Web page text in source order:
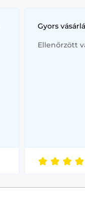
Gyors
Ellenőrzött